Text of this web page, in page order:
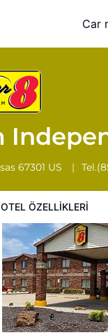
Car
67301 US Tel.
OTEL ÖZELLIKLERI